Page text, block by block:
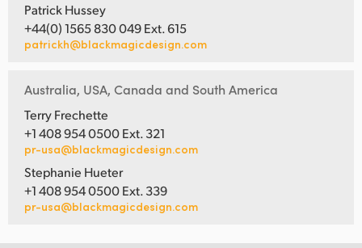
Patrick Hussey
+44(0) 1565 830 049 Ext. 615
patrickh@blackmagicdesign.com
Australia, USA, Canada and South America
Terry Frechette
+1 408 954 0500 Ext. 321
pr-usa@blackmagicdesign.com
Stephanie Hueter
+1 408 954 0500 Ext. 339
pr-usa@blackmagicdesign.com